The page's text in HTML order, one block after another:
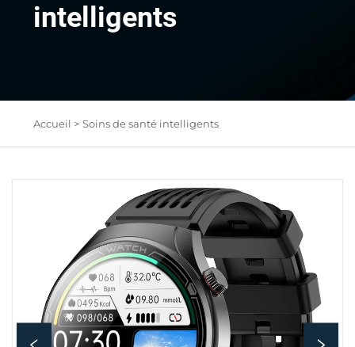
intelligents
Accueil > Soins de santé intelligents